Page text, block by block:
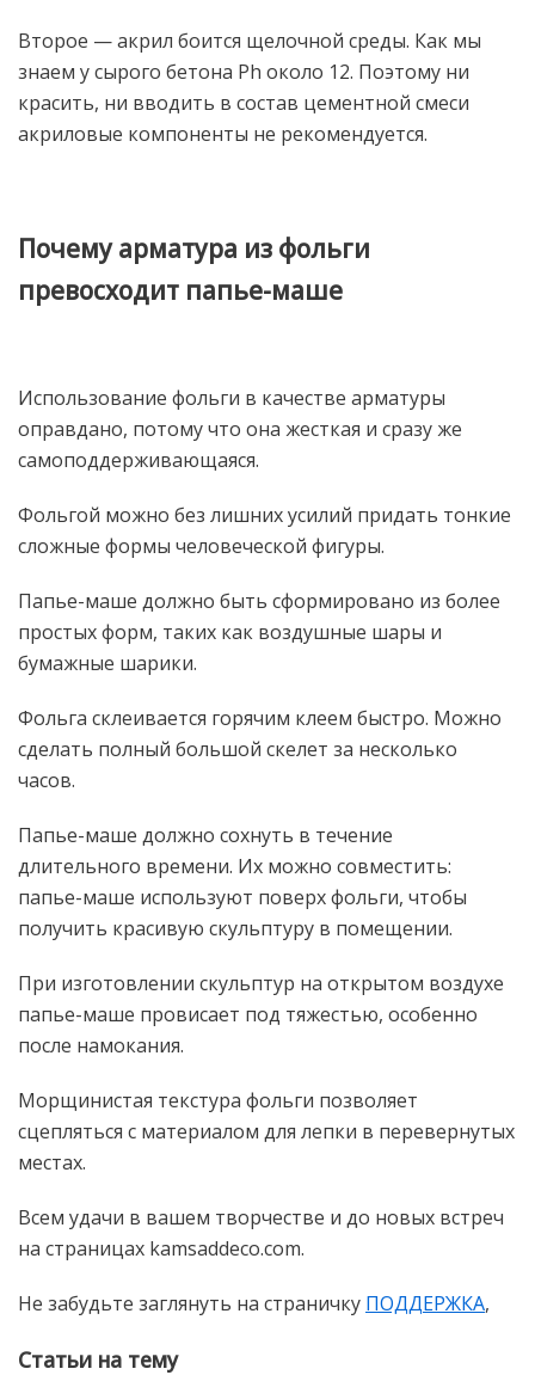
Второе — акрил боится щелочной среды. Как мы
знаем у сырого бетона Ph около 12. Поэтому ни
красить, ни вводить в состав цементной смеси
акриловые компоненты не рекомендуется.
Почему арматура из фольги
превосходит папье-маше
Использование фольги в качестве арматуры
оправдано, потому что она жесткая и сразу же
самоподдерживающаяся.
Фольгой можно без лишних усилий придать тонкие
сложные формы человеческой фигуры.
Папье-маше должно быть сформировано из более
простых форм, таких как воздушные шары и
бумажные шарики.
Фольга склеивается горячим клеем быстро. Можно
сделать полный большой скелет за несколько
часов.
Папье-маше должно сохнуть в течение
длительного времени. Их можно совместить:
папье-маше используют поверх фольги, чтобы
получить красивую скульптуру в помещении.
При изготовлении скульптур на открытом воздухе
папье-маше провисает под тяжестью, особенно
после намокания.
Морщинистая текстура фольги позволяет
сцепляться с материалом для лепки в перевернутых
местах.
Всем удачи в вашем творчестве и до новых встреч
на страницах kamsaddeco.com.
Не забудьте заглянуть на страничку ПОДДЕРЖКА,
Статьи на тему